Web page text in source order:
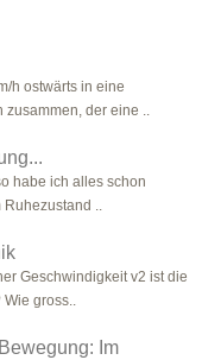
h ostwärts in eine
zusammen, der eine ..
habe ich alles schon
Ruhezustand ..
Geschwindigkeit v2 ist die
gross..
Im